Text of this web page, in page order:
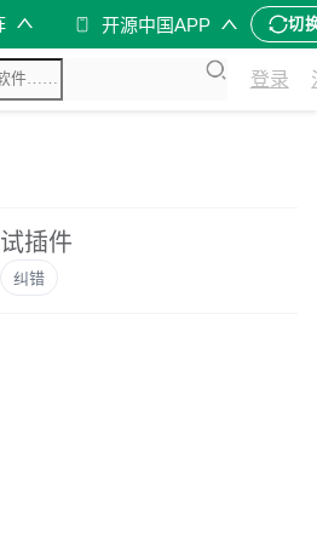
开源中国APP 切
登录
插件
纠错